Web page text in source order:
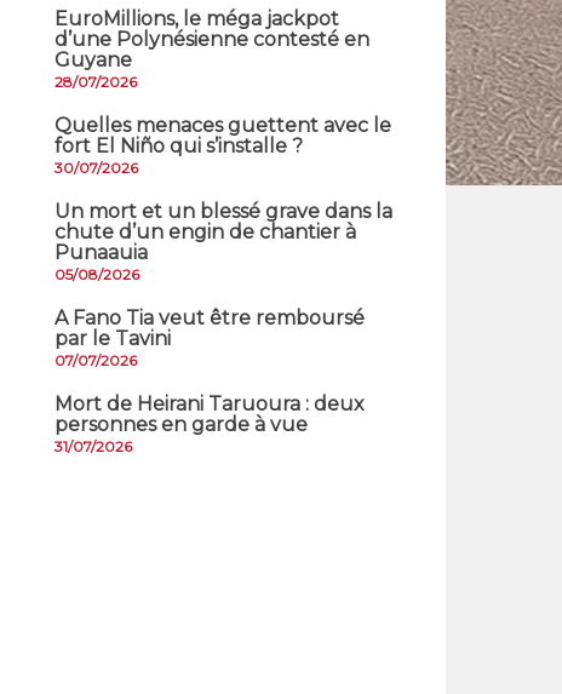
EuroMillions, ​le méga jackpot
d’une Polynésienne contesté en
Guyane
28/07/2026
Quelles menaces guettent avec le
fort El Niño qui s’installe ?
30/07/2026
​Un mort et un blessé grave dans la
chute d’un engin de chantier à
Punaauia
05/08/2026
A Fano Tia veut être remboursé
par le Tavini
07/07/2026
Mort de Heirani Taruoura : deux
personnes en garde à vue
31/07/2026